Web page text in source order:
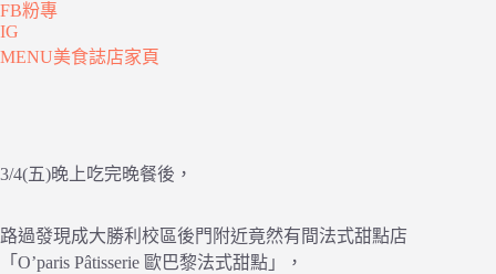
FB粉專
IG
MENU美食誌店家頁
3/4(五)晚上吃完晚餐後，
路過發現成大勝利校區後門附近竟然有間法式甜點店
「O’paris Pâtisserie 歐巴黎法式甜點」，